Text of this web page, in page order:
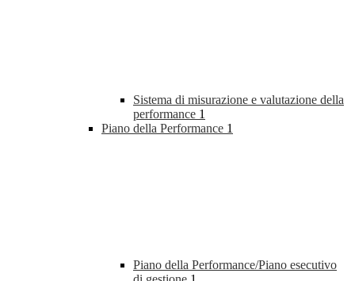
Sistema di misurazione e valutazione della
performance 1
Piano della Performance 1
Piano della Performance/Piano esecutivo